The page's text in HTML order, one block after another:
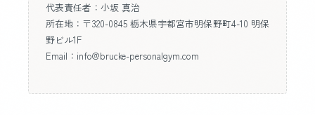
代表責任者：小坂 真治
所在地：〒320-0845 栃木県宇都宮市明保野町4-10 明保
野ビル1F
Email：info@brucke-personalgym.com